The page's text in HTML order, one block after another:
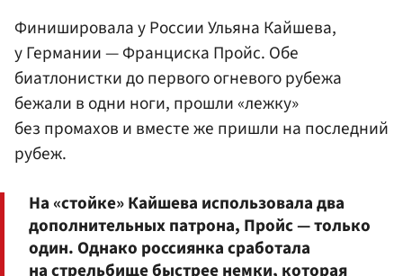
Финишировала у России Ульяна Кайшева,
у Германии — Франциска Пройс. Обе
биатлонистки до первого огневого рубежа
бежали в одни ноги, прошли «лежку»
без промахов и вместе же пришли на последний
рубеж.
На «стойке» Кайшева использовала два
дополнительных патрона, Пройс — только
один. Однако россиянка сработала
на стрельбище быстрее немки, которая